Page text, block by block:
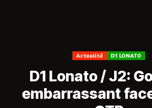
Actualité D1 LONATO
D1 Lonato / J2:
embarrassant